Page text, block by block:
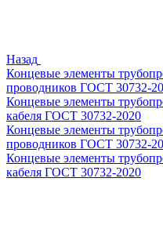
Назад
Концевые элементы
проводников ГОСТ 30732-
Концевые элементы
кабеля ГОСТ 30732-2020
Концевые элементы
проводников ГОСТ 30732-
Концевые элементы
кабеля ГОСТ 30732-2020